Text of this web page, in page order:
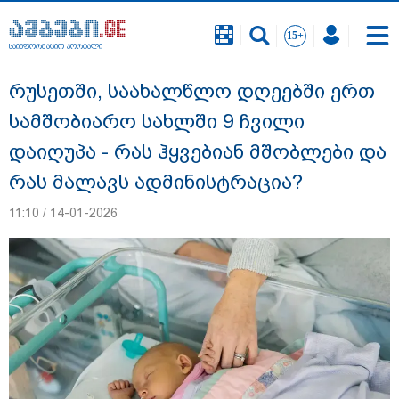
საინფორმაციო პორტალი
გიგა ავალიანის საქმეზე დაკავებულ ორ
არასრულწლოვანს, ნია იმნაძესა და
ანასტასია ბერუაშვილს აღკვეთის
ღონისძიების სახით პატიმრობა
საინფორმაციო პორტალი
რუსეთში, საახალწლო დღეებში ერთ
სამშობიარო სახლში 9 ჩვილი
დაიღუპა - რას ჰყვებიან მშობლები და
რას მალავს ადმინისტრაცია?
11:10 / 14-01-2026